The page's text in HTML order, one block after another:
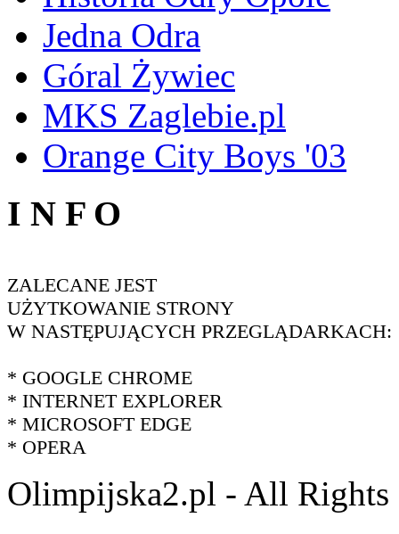
Jedna Odra
Góral Żywiec
MKS Zaglebie.pl
Orange City Boys '03
I N F O
ZALECANE JEST
UŻYTKOWANIE STRONY
W NASTĘPUJĄCYCH PRZEGLĄDARKACH:
* GOOGLE CHROME
* INTERNET EXPLORER
* MICROSOFT EDGE
* OPERA
Olimpijska2.pl - All Rights